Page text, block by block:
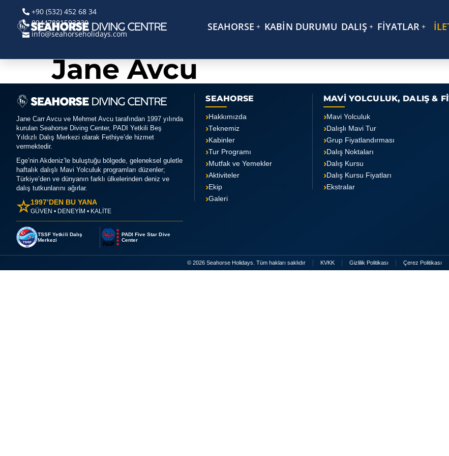
+90 (532) 452 68 34
00447801593339
info@seahorseholidays.com
SEAHORSE KABİN DURUMU DALIŞ FİYATLAR
Jane Avcu
Jane Carr Avcu ve Mehmet Avcu tarafından 1997 yılında
kurulan Seahorse Diving Center, PADI Yetkili Beş
Yıldızlı Dalış Merkezi olarak Fethiye’de hizmet
vermektedir.
Ege’nin Akdeniz’le buluştuğu bölgede, geleneksel guletle
haftalık dalışlı Mavi Yolculuk programları düzenler;
Türkiye’den ve dünyanın farklı ülkelerinden deniz ve
dalış tutkunlarını ağırlar.
☆1997’DEN BU YANA
GÜVEN • DENEYİM • KALİTE
TSSF Yetkili Dalış
Merkezi
PADI Five Star Dive
Center
SEAHORSE
Hakkımızda
Teknemiz
Kabinler
Tur Programı
Mutfak ve Yemekler
Aktiviteler
Ekip
Galeri
MAVİ YOLCULUK, DALIŞ &
Mavi Yolculuk
Dalışlı Mavi Tur
Grup Fiyatlandırması
Dalış Noktaları
Dalış Kursu
Dalış Kursu Fiyatları
Ekstralar
© 2026 Seahorse Holidays. Tüm hakları saklıdır KVKK Gizlilik Politikası Çerez Politikası